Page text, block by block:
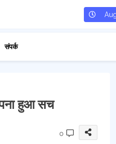
संपर्क
हुआ सच
0